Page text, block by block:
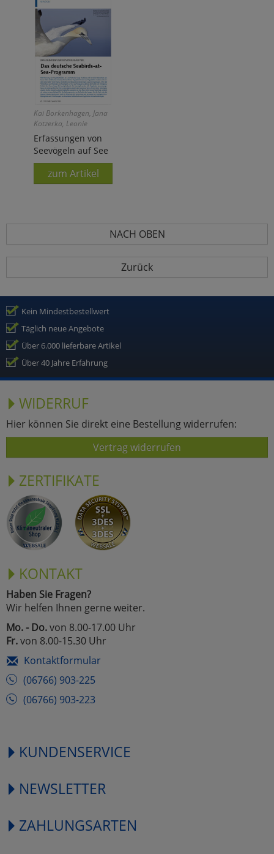
Kai Borkenhagen, Jana
Kotzerka, Leonie
Enners, Miriam Lerma,
Henriette Schwemmer,
Volker Dierschke, Nele
Markones
Erfassungen von
Seevögeln auf See
zum Artikel
NACH OBEN
Zurück
Kein Mindestbestellwert
Täglich neue Angebote
Über 6.000 lieferbare Artikel
Über 40 Jahre Erfahrung
WIDERRUF
Hier können Sie direkt eine Bestellung widerrufen:
Vertrag widerrufen
ZERTIFIKATE
KONTAKT
Haben Sie Fragen?
Wir helfen Ihnen gerne weiter.
Mo. - Do.von 8.00-17.00 Uhr
Fr.von 8.00-15.30 Uhr
Kontaktformular
(06766) 903-225
(06766) 903-223
KUNDENSERVICE
NEWSLETTER
ZAHLUNGSARTEN